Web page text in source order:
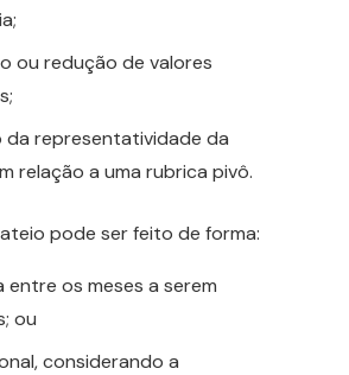
ou redução de valores
da representatividade da
relação a uma rubrica pivô.
pode ser feito de forma:
entre os meses a serem
ou
considerando a